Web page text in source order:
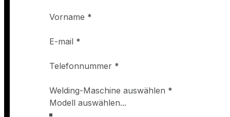
Vorname *
E-mail *
Telefonnummer *
Welding-Maschine auswählen *